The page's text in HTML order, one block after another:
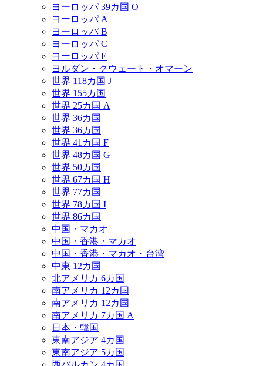
ヨーロッパ 39カ国 O
ヨーロッパ A
ヨーロッパ B
ヨーロッパ C
ヨーロッパ E
ヨルダン・クウェート・オマーン
世界 118カ国 J
世界 155カ国
世界 25カ国 A
世界 36カ国
世界 36カ国
世界 41カ国 F
世界 48カ国 G
世界 50カ国
世界 67カ国 H
世界 77カ国
世界 78カ国 I
世界 86カ国
中国・マカオ
中国・香港・マカオ
中国・香港・マカオ・台湾
中東 12カ国
北アメリカ 6カ国
南アメリカ 12カ国
南アメリカ 12カ国
南アメリカ 7カ国 A
日本・韓国
東南アジア 4カ国
東南アジア 5カ国